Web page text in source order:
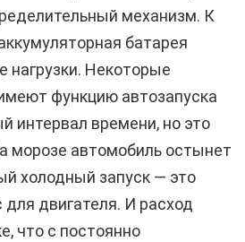
механизм. К
батарея
нагрузки. Некоторые
функцию автозапуска
интервал времени, но это
морозе автомобиль остынет
холодный запуск — это
двигателя. И расход
что с постоянно